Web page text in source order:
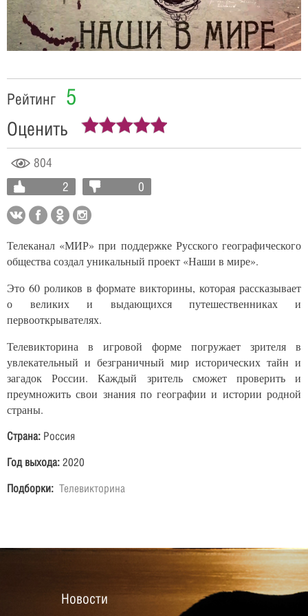
Video
804
2
0
Рейтинг 5
Оценить
Телеканал «МИР» при поддержке Русского географического
общества создал уникальный проект «Наши в мире».
Это 60 роликов в формате викторины, которая рассказывает
овеликих и выдающихся путешественниках и
первооткрывателях.
Телевикторина в игровой форме погружает зрителя в
увлекательный и безграничный мир исторических тайн и
загадок России. Каждый зритель сможет проверить и
преумножить свои знания по географии и истории родной
страны.
Страна: Россия
Год выхода: 2020
Подборки: Телевикторина
Новости